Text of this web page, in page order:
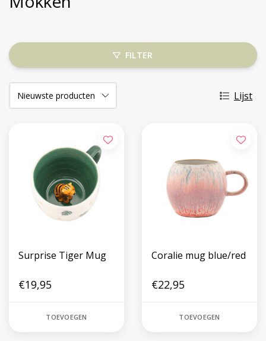
FILTER
Lijst
Surprise Tiger Mug
€19,95
TOEVOEGEN
Coralie mug blue/red
€22,95
TOEVOEGEN